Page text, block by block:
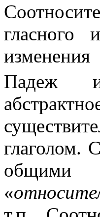
гласного
Падеж
глаголом.
«